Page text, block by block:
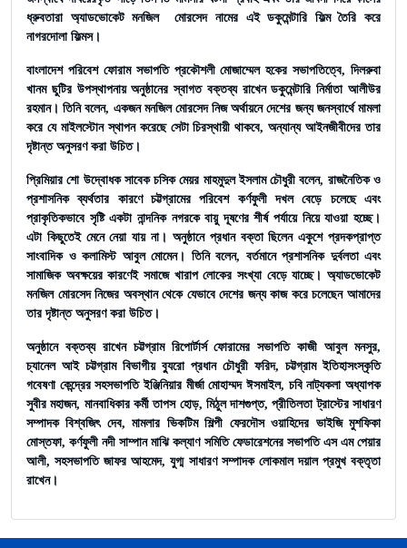
ধ্রুবতারা অ্যাডভোকেট মনজিল মোরসেদ নামের এই ডকুমেন্টারি ফিল্ম তৈরি করে
নাগরদোলা ফিল্মস।
বাংলাদেশ পরিবেশ ফোরাম সভাপতি প্রকৌশলী মোজাম্মেল হকের সভাপতিত্বে, দিলরুবা
খানম ছুটির উপস্থাপনায় অনুষ্ঠানের স্বাগত বক্তব্য রাখেন ডকুমেন্টারি নির্মাতা আলীউর
রহমান। তিনি বলেন, একজন মনজিল মোরসেদ নিজ অর্থায়নে দেশের জন্য জনস্বার্থে মামলা
করে যে মাইলস্টোন স্থাপন করেছে সেটা চিরস্থায়ী থাকবে, অন্যান্য আইনজীবীদের তার
দৃষ্টান্ত অনুসরণ করা উচিত।
প্রিমিয়ার শো উদ্বোধক সাবেক চসিক মেয়র মাহমুদুল ইসলাম চৌধুরী বলেন, রাজনৈতিক ও
প্রশাসনিক ব্যর্থতার কারণে চট্টগ্রামের পরিবেশ কর্ণফুলী দখল বেড়ে চলেছে এবং
প্রাকৃতিকভাবে সৃষ্টি একটা নান্দনিক নগরকে বায়ু দূষণের শীর্ষ পর্যায়ে নিয়ে যাওয়া হচ্ছে।
এটা কিছুতেই মেনে নেয়া যায় না। অনুষ্ঠানে প্রধান বক্তা ছিলেন একুশে প্রদকপ্রাপ্ত
সাংবাদিক ও কলামিস্ট আবুল মোমেন। তিনি বলেন, বর্তমানে প্রশাসনিক দুর্বলতা এবং
সামাজিক অবক্ষয়ের কারণেই সমাজে খারাপ লোকের সংখ্যা বেড়ে যাচ্ছে। অ্যাডভোকেট
মনজিল মোরসেদ নিজের অবস্থান থেকে যেভাবে দেশের জন্য কাজ করে চলেছেন আমাদের
তার দৃষ্টান্ত অনুসরণ করা উচিত।
অনুষ্ঠানে বক্তব্য রাখেন চট্টগ্রাম রিপোর্টার্স ফোরামের সভাপতি কাজী আবুল মনসুর,
চ্যানেল আই চট্টগ্রাম বিভাগীয় ব্যুরো প্রধান চৌধুরী ফরিদ, চট্টগ্রাম ইতিহাসংস্কৃতি
গবেষণা কেন্দ্রের সহসভাপতি ইঞ্জিনিয়ার মীর্জা মোহাম্মদ ঈসমাইল, চবি নাট্যকলা অধ্যাপক
সুবীর মহাজন, মানবাধিকার কর্মী তাপস হোড়, মিঠুল দাশগুপ্ত, প্রীতিলতা ট্রাস্টের সাধারণ
সম্পাদক বিশ্বজিৎ দেব, মামলার ভিকটিম শিল্পী ফেরদৌস ওয়াহিদের ভাইজি মুশফিকা
মোস্তফা, কর্ণফুলী নদী সাম্পান মাঝি কল্যাণ সমিতি ফেডারেশনের সভাপতি এস এম পেয়ার
আলী, সহসভাপতি জাফর আহমেদ, যুগ্ম সাধারণ সম্পাদক লোকমাল দয়াল প্রমুখ বক্তৃতা
রাখেন।